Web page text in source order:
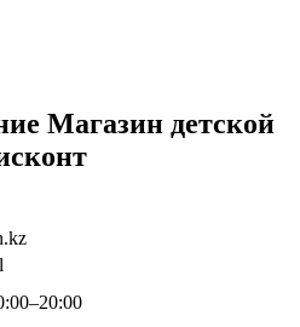
Магазин детской